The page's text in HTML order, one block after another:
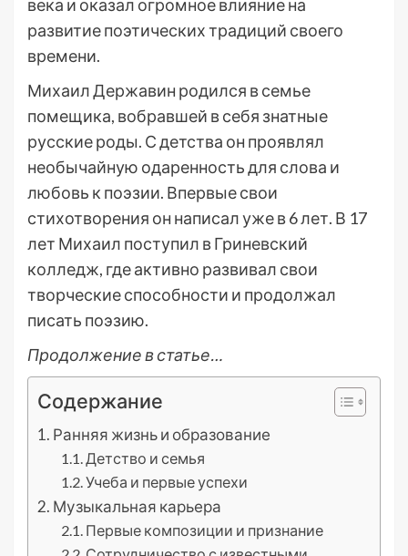
века и оказал огромное влияние на
развитие поэтических традиций своего
времени.
Михаил Державин родился в семье
помещика, вобравшей в себя знатные
русские роды. С детства он проявлял
необычайную одаренность для слова и
любовь к поэзии. Впервые свои
стихотворения он написал уже в 6 лет. В 17
лет Михаил поступил в Гриневский
колледж, где активно развивал свои
творческие способности и продолжал
писать поэзию.
Продолжение в статье…
Содержание
Ранняя жизнь и образование
Детство и семья
Учеба и первые успехи
Музыкальная карьера
Первые композиции и признание